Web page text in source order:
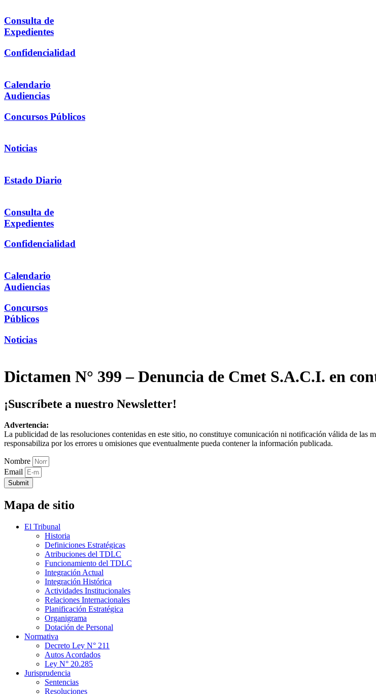
Consulta de
Expedientes
Confidencialidad
Calendario
Audiencias
Concursos Públicos
Noticias
Estado Diario
Consulta de
Expedientes
Confidencialidad
Calendario
Audiencias
Concursos
Públicos
Noticias
Dictamen N° 399 – Denuncia de Cmet S.A.C.I. en
¡Suscríbete a nuestro Newsletter!
Advertencia:
La publicidad de las resoluciones contenidas en este sitio, no constituye comunicación ni notificación válida de las
responsabiliza por los errores u omisiones que eventualmente pueda contener la información publicada.
Nombre
Email
Submit
Mapa de sitio
El Tribunal
Historia
Definiciones Estratégicas
Atribuciones del TDLC
Funcionamiento del TDLC
Integración Actual
Integración Histórica
Actividades Institucionales
Relaciones Internacionales
Planificación Estratégica
Organigrama
Dotación de Personal
Normativa
Decreto Ley N° 211
Autos Acordados
Ley N° 20.285
Jurisprudencia
Sentencias
Resoluciones